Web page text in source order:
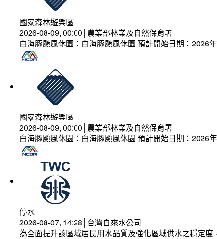
國家森林遊樂區
2026-08-09, 00:00│農業部林業及自然保育署
白海豚颱風休園：白海豚颱風休園 預計開始日期：2026
國家森林遊樂區
2026-08-09, 00:00│農業部林業及自然保育署
白海豚颱風休園：白海豚颱風休園 預計開始日期：2026
停水
2026-08-07, 14:28│台灣自來水公司
為全面提升該區域居民用水品質及強化區域供水之穩定